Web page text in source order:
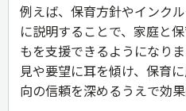
例えば、保育方針やインク
に説明することで、家庭と
もを支援できるようになり
見や要望に耳を傾け、保育
向の信頼を深めるうえで効果